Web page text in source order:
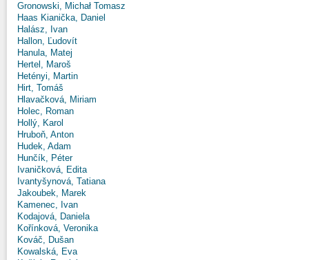
Gronowski, Michał Tomasz
Haas Kianička, Daniel
Halász, Ivan
Hallon, Ľudovít
Hanula, Matej
Hertel, Maroš
Hetényi, Martin
Hirt, Tomáš
Hlavačková, Miriam
Holec, Roman
Hollý, Karol
Hruboň, Anton
Hudek, Adam
Hunčík, Péter
Ivaničková, Edita
Ivantyšynová, Tatiana
Jakoubek, Marek
Kamenec, Ivan
Kodajová, Daniela
Kořínková, Veronika
Kováč, Dušan
Kowalská, Eva